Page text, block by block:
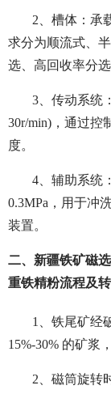
2、槽体：承
求分为顺流式、
选、高回收率分选
3、传动系统
30r/min)，通过控
度。
4、辅助系统
0.3MPa，用于冲
装置。
二、新疆铁矿磁
重铁精粉流程及
1、铁尾矿经
15%-30% 的矿浆
2、磁筒旋转